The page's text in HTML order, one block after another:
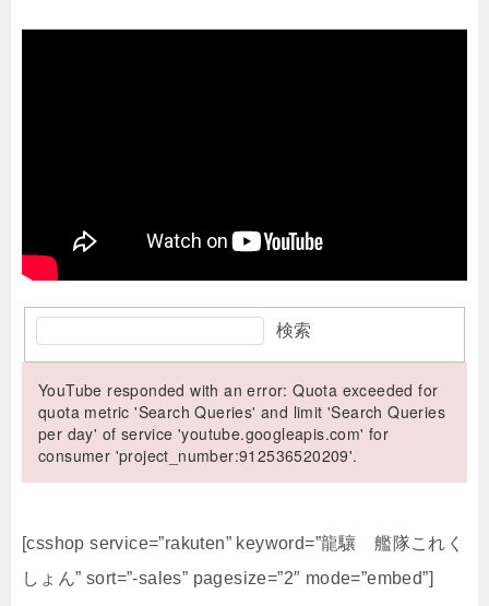
検索
YouTube responded with an error: Quota exceeded for
quota metric 'Search Queries' and limit 'Search Queries
per day' of service 'youtube.googleapis.com' for
consumer 'project_number:912536520209'.
[csshop service=”rakuten” keyword=”龍驤 艦隊これく
しょん” sort=”-sales” pagesize=”2″ mode=”embed”]